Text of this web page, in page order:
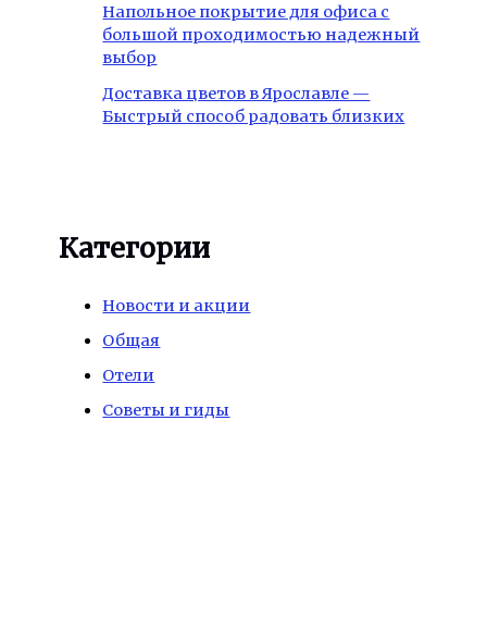
Напольное покрытие для офиса с
большой проходимостью надежный
выбор
Доставка цветов в Ярославле —
Быстрый способ радовать близких
Категории
Новости и акции
Общая
Отели
Советы и гиды